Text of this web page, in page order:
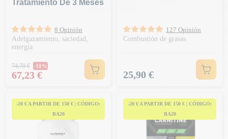
Tratamiento De 3 Meses
8 Opinión
Adelgazamiento, saciedad,
energía
Precio habitual
74,70 € -10%
Precio
67,23 €
127 Opinión
Combustión de grasas
Precio
25,90 €
-20 € A PARTIR DE 150 € | CÓDIGO:
BA20
-20 € A PARTIR DE 150 € | CÓDIGO:
BA20